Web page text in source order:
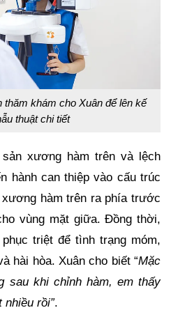
thăm khám cho Xuân để lên kế
thuật chi tiết
xương hàm trên và lệch
hành can thiệp vào cấu trúc
hàm trên ra phía trước
vùng mặt giữa. Đồng thời,
triệt để tình trạng móm,
hài hòa. Xuân cho biết “Mặc
sau khi chỉnh hàm, em thấy
nhiều rồi”.